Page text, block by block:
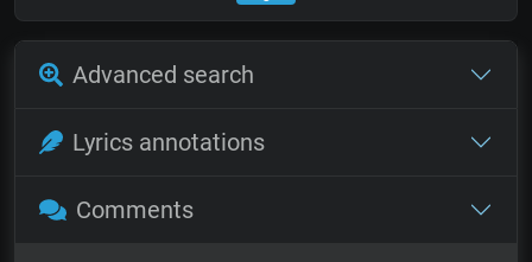
Advanced search
Lyrics annotations
Comments